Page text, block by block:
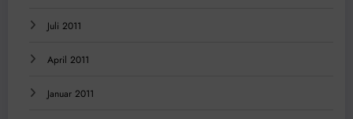
Juli 2011
April 2011
Januar 2011